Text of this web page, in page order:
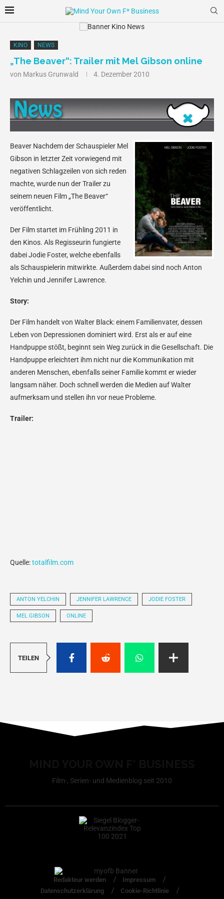
KINO NEWS
„The Beaver“: Trailer mit Mel Gibson online
von Markus Grunwald 4. Dezember 2010
Beaver Nachdem der Schauspieler Mel
Gibson in letzter Zeit vorwiegend mit
negativen Schlagzeilen von sich reden
machte, wurde nun der Trailer zu
seinem neuen Film „The Beaver“
veröffentlicht.
Der Film startet im Frühling 2011 in
den Kinos. Als Regisseurin fungierte
dabei Jodie Foster, welche ebenfalls
als Schauspielerin mitwirkte. Außerdem dabei sind noch Anton
Yelchin und Jennifer Lawrence.
Story:
Der Film handelt von Walter Black: einem Familienvater, dessen
Leben von Depressionen dominiert wird. Erst als er auf eine
Handpuppe stößt, beginnt sein Weg zurück in die Gesellschaft. Die
Handpuppe erleichtert ihm nicht nur die Kommunikation mit
anderen Menschen, ebenfalls seiner Familie kommt er wieder
langsam näher. Doch schnell werden die Medien auf Walter
aufmerksam und stellen ihn vor neue Probleme.
Trailer:
Quelle:totalfilm.com
ANTON YELCHIN JENNIFER LAWRENCE JODIE FOSTER
MEL GIBSON ONLINE
TEILEN
Film-, Serien- und Medienblog seit 2010
Redakteur werden
Impressum
Datenschutzerklärung
Cookie-Richtlinie